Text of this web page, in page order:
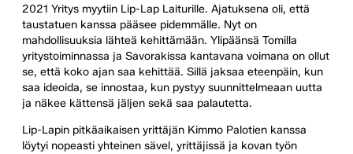
2021 Yritys myytiin Lip-Lap Laiturille. Ajatuksena oli, että
taustatuen kanssa pääsee pidemmälle. Nyt on
mahdollisuuksia lähteä kehittämään. Ylipäänsä Tomilla
yritystoiminnassa ja Savorakissa kantavana voimana on ollut
se, että koko ajan saa kehittää. Sillä jaksaa eteenpäin, kun
saa ideoida, se innostaa, kun pystyy suunnittelmeaan uutta
ja näkee kättensä jäljen sekä saa palautetta.
Lip-Lapin pitkäaikaisen yrittäjän Kimmo Palotien kanssa
löytyi nopeasti yhteinen sävel, yrittäjissä ja kovan työn